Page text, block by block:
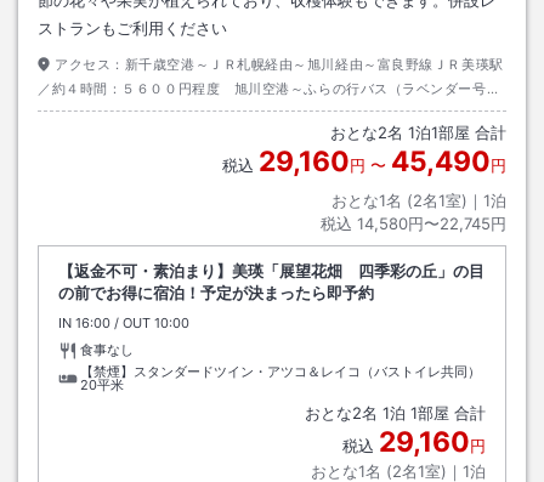
ストランもご利用ください
アクセス： 新千歳空港～ＪＲ札幌経由～旭川経由～富良野線ＪＲ美瑛駅
／約４時間：５６００円程度 旭川空港～ふらの行バス（ラベンダー号）
／約１５分：３７０円程度 道央自動車道～占冠ＩＣ～国道２３７号線北
おとな2名 1泊1部屋 合計
税込 29,160円 〜 45,490円
おとな1名 (2名1室)｜ 1泊
税込 14,580円〜22,745円
【返金不可・素泊まり】美瑛「展望花畑 四季彩の丘」の目
の前でお得に宿泊！予定が決まったら即予約
IN チェックイン
16:00 / OUT チェックアウト
10:00
食事なし
【禁煙】スタンダードツイン・アツコ＆レイコ（バストイレ共同）
20平米
おとな2名 1泊 1部屋 合計
税込 29,160円
おとな1名 (2名1室)｜ 1泊